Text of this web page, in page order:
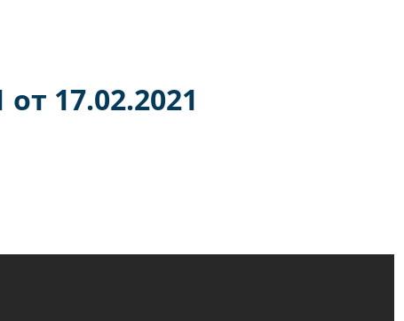
17.02.2021